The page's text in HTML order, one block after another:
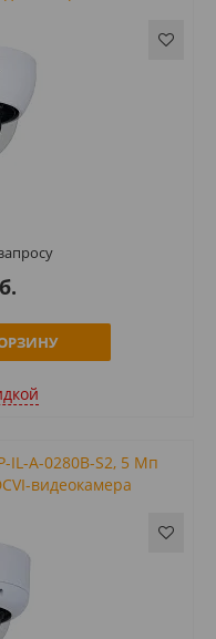
IL-A-0280B-S2, 5 Mп
видеокамера